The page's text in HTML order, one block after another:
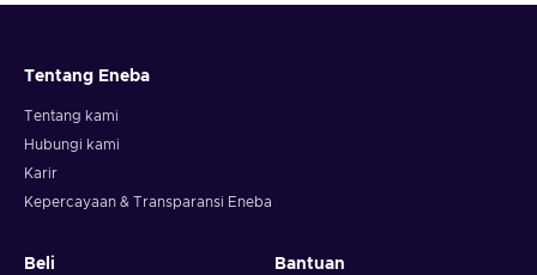
Tentang Eneba
Tentang kami
Hubungi kami
Karir
Kepercayaan & Transparansi Eneba
Beli Bantuan